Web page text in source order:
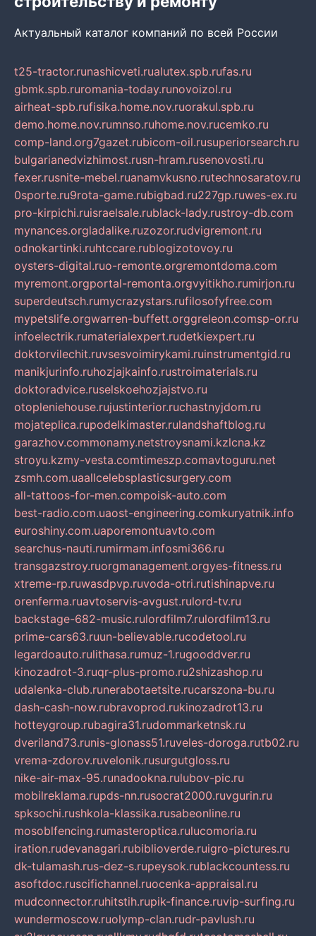
Актуальный каталог компаний по всей России
t25-tractor.runashicveti.rualutex.spb.rufas.ru
gbmk.spb.ruromania-today.runovoizol.ru
airheat-spb.rufisika.home.nov.ruorakul.spb.ru
demo.home.nov.rumnso.ruhome.nov.rucemko.ru
comp-land.org7gazet.rubicom-oil.rusuperiorsearch.ru
bulgarianedvizhimost.rusn-hram.rusenovosti.ru
fexer.rusnite-mebel.ruanamvkusno.rutechnosaratov.ru
0sporte.ru9rota-game.rubigbad.ru227gp.ruwes-ex.ru
pro-kirpichi.ruisraelsale.rublack-lady.rustroy-db.com
mynances.orgladalike.ruzozor.rudvigremont.ru
odnokartinki.ruhtccare.rublogizotovoy.ru
oysters-digital.ruo-remonte.orgremontdoma.com
myremont.orgportal-remonta.orgvyitikho.rumirjon.ru
superdeutsch.rumycrazystars.rufilosofyfree.com
mypetslife.orgwarren-buffett.orggreleon.comsp-or.ru
infoelectrik.rumaterialexpert.rudetkiexpert.ru
doktorvilechit.ruvsesvoimirykami.ruinstrumentgid.ru
manikjurinfo.ruhozjajkainfo.rustroimaterials.ru
doktoradvice.ruselskoehozjajstvo.ru
otopleniehouse.rujustinterior.ruchastnyjdom.ru
mojateplica.rupodelkimaster.rulandshaftblog.ru
garazhov.commonamy.netstroysnami.kzlcna.kz
stroyu.kzmy-vesta.comtimeszp.comavtoguru.net
zsmh.com.uaallcelebsplasticsurgery.com
all-tattoos-for-men.compoisk-auto.com
best-radio.com.uaost-engineering.comkuryatnik.info
euroshiny.com.uaporemontuavto.com
searchus-nauti.rumirmam.infosmi366.ru
transgazstroy.ruorgmanagement.orgyes-fitness.ru
xtreme-rp.ruwasdpvp.ruvoda-otri.rutishinapve.ru
orenferma.ruavtoservis-avgust.rulord-tv.ru
backstage-682-music.rulordfilm7.rulordfilm13.ru
prime-cars63.ruun-believable.rucodetool.ru
legardoauto.rulithasa.rumuz-1.rugooddver.ru
kinozadrot-3.ruqr-plus-promo.ru2shizashop.ru
udalenka-club.runerabotaetsite.rucarszona-bu.ru
dash-cash-now.rubravoprod.rukinozadrot13.ru
hotteygroup.rubagira31.rudommarketnsk.ru
dveriland73.runis-glonass51.ruveles-doroga.rutb02.ru
vrema-zdorov.ruvelonik.rusurgutgloss.ru
nike-air-max-95.runadookna.rulubov-pic.ru
mobilreklama.rupds-nn.rusocrat2000.ruvgurin.ru
spksochi.rushkola-klassika.rusabeonline.ru
mosoblfencing.rumasteroptica.rulucomoria.ru
iration.rudevanagari.rubiblioverde.ruigro-pictures.ru
dk-tulamash.rus-dez-s.rupeysok.rublackcountess.ru
asoftdoc.ruscifichannel.ruocenka-appraisal.ru
mudconnector.ruhitstih.rupik-finance.ruvip-surfing.ru
wundermoscow.ruolymp-clan.rudr-pavlush.ru